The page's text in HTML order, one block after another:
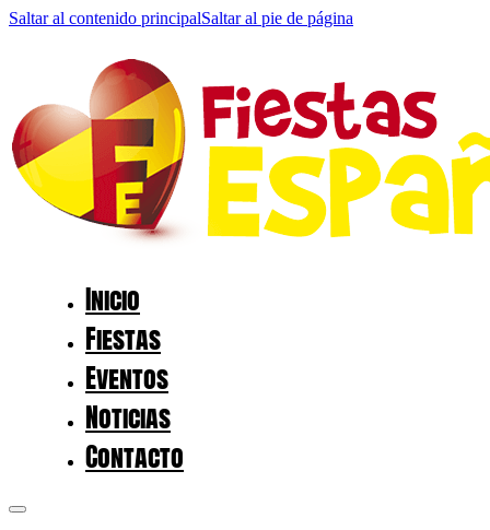
Saltar al contenido principalSaltar al pie de página
Inicio
Fiestas
Eventos
Noticias
Contacto